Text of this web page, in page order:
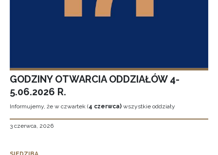
GODZINY OTWARCIA ODDZIAŁÓW 4-
5.06.2026 R.
Informujemy, że w czwartek (4 czerwca) wszystkie oddziały
3 czerwca, 2026